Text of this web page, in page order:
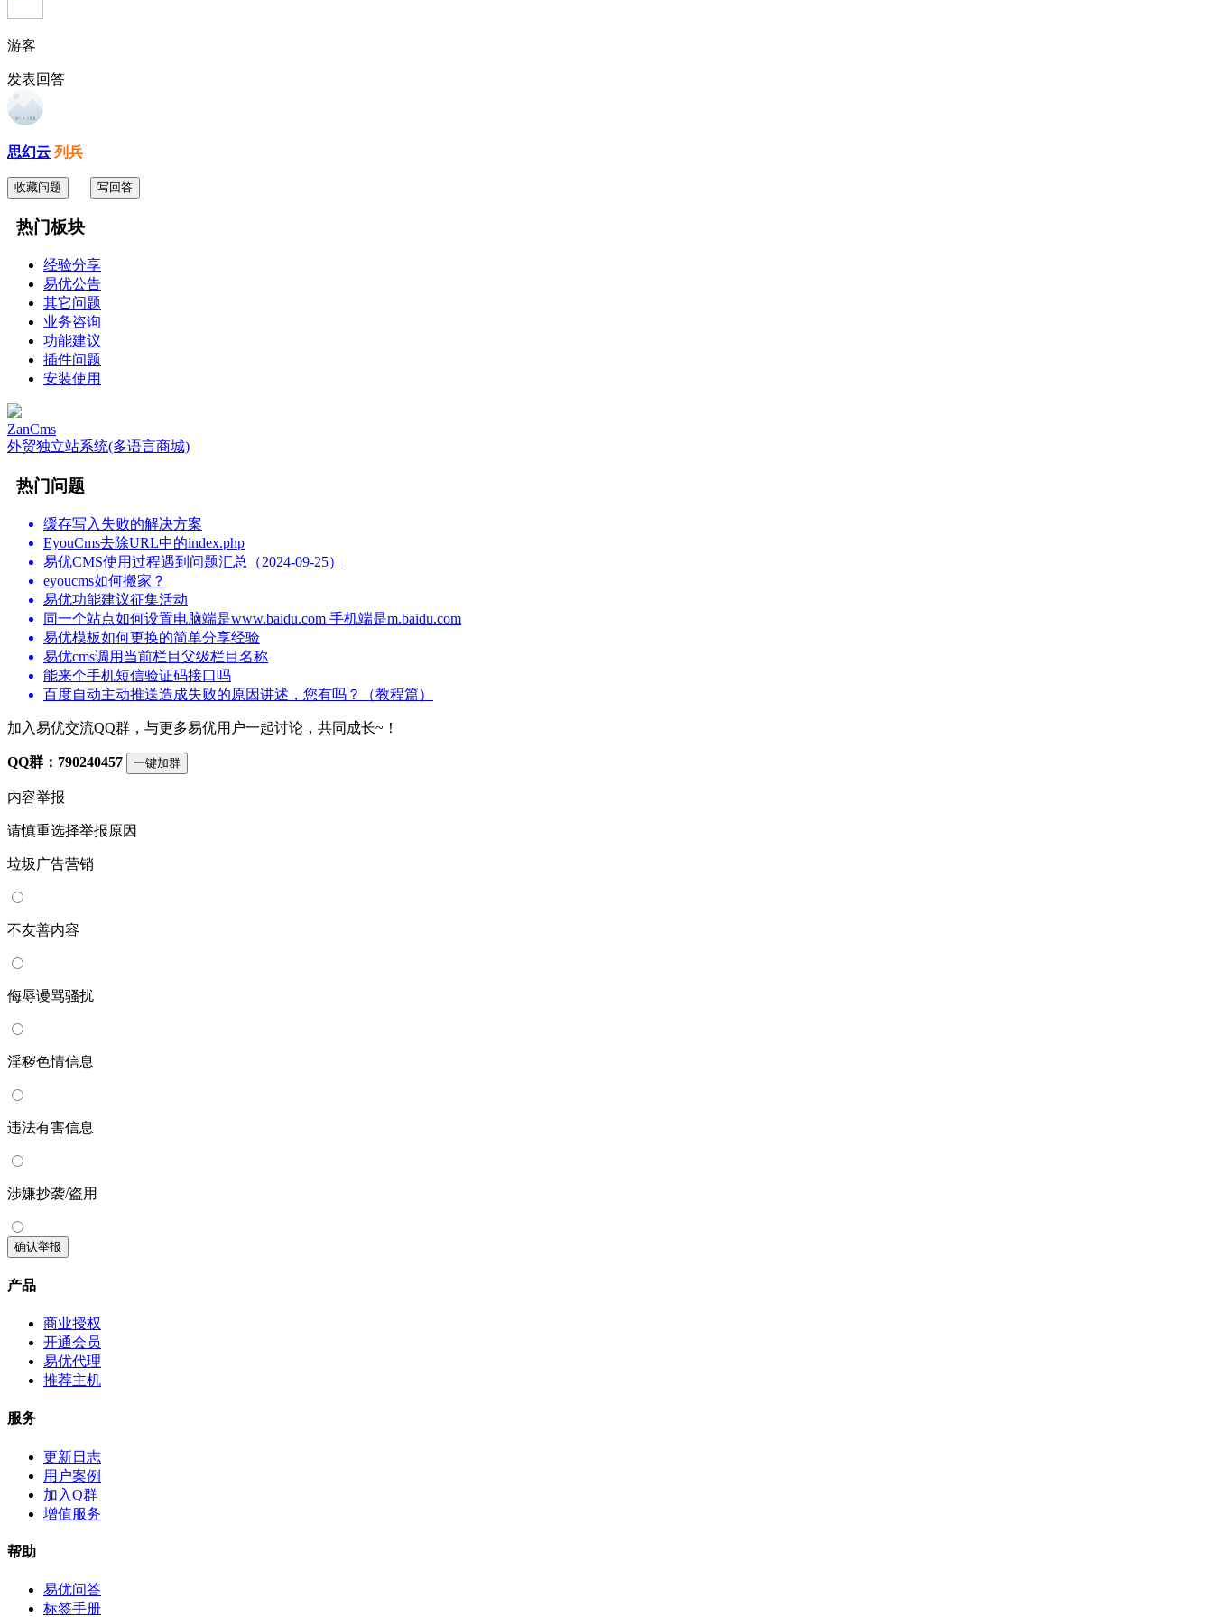
游客
发表回答
思幻云 列兵
收藏问题 写回答
热门板块
经验分享
易优公告
其它问题
业务咨询
功能建议
插件问题
安装使用
ZanCms
外贸独立站系统(多语言商城)
热门问题
缓存写入失败的解决方案
EyouCms去除URL中的index.php
易优CMS使用过程遇到问题汇总（2024-09-25）
eyoucms如何搬家？
易优功能建议征集活动
同一个站点如何设置电脑端是www.baidu.com 手机端是m.baidu.com
易优模板如何更换的简单分享经验
易优cms调用当前栏目父级栏目名称
能来个手机短信验证码接口吗
百度自动主动推送造成失败的原因讲述，您有吗？（教程篇）
加入易优交流QQ群，与更多易优用户一起讨论，共同成长~！
QQ群：790240457 一键加群
内容举报
请慎重选择举报原因
垃圾广告营销
不友善内容
侮辱谩骂骚扰
淫秽色情信息
违法有害信息
涉嫌抄袭/盗用
确认举报
产品
商业授权
开通会员
易优代理
推荐主机
服务
更新日志
用户案例
加入Q群
增值服务
帮助
易优问答
标签手册